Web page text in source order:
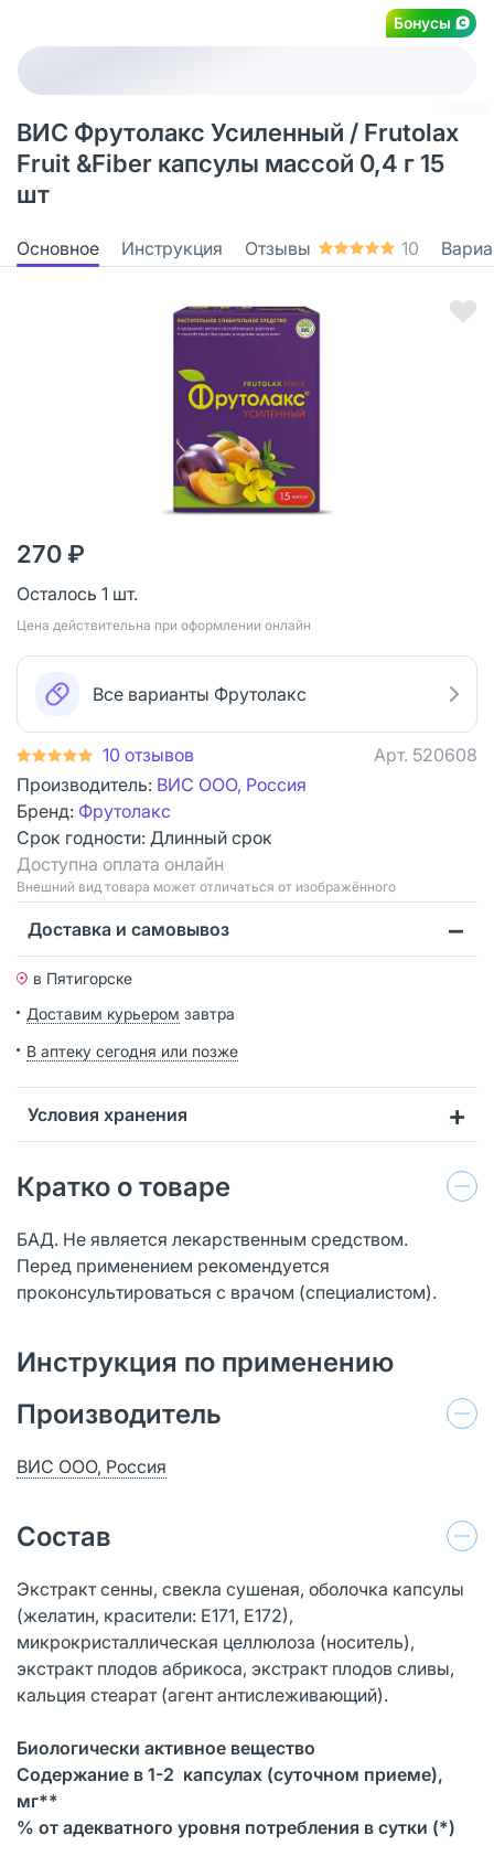
Бонусы
ВИС Фрутолакс Усиленный / Frutolax
Fruit &Fiber капсулы массой 0,4 г 15
шт
Основное Инструкция Отзывы 10
270 ₽
Осталось 1 шт.
Цена действительна при оформлении онлайн
Все варианты Фрутолакс
10 отзывов Арт. 520608
Производитель: ВИС ООО, Россия
Бренд: Фрутолакс
Срок годности: Длинный срок
Доступна оплата онлайн
Bнешний вид товара может отличаться от изображённого
Доставка и самовывоз
в Пятигорске
Доставим курьером завтра
В аптеку сегодня или позже
Условия хранения
Кратко о товаре
БАД. Не является лекарственным средством.
Перед применением рекомендуется
проконсультироваться с врачом (специалистом).
Инструкция по применению
Производитель
ВИС ООО, Россия
Состав
Экстракт сенны, свекла сушеная, оболочка капсулы
(желатин, красители: Е171, Е172),
микрокристаллическая целлюлоза (носитель),
экстракт плодов абрикоса, экстракт плодов сливы,
кальция стеарат (агент антислеживающий).
Биологически активное вещество
Содержание в 1-2 капсулах (суточном приеме),
мг**
% от адекватного уровня потребления в сутки (*)